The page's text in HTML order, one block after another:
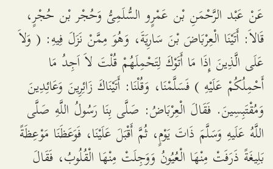
عَنْ عَبْد الرَّحْمَنِ بْن عَمْرٍو السُّلَمِىُّ وَحُجْر بْن حُجْرٍ،
قَالاَ: أَتَيْنَا الْعِرْبَاضَ بْنَ سَارِيَةَ، وَهُوَ مِمَّنْ نَزَلَ فِيهِ: ( وَلاَ
عَلَى الَّذِينَ إِذَا مَا أَتَوْكَ لِتَحْمِلَهُمْ قُلْتَ لاَ اَجِدُ مَا
أَحْمِلُكُمْ عَلَيْهِ ) فَسَلَّمْنَا، وَقُلْنَا: أَتَيْنَاكَ زَائِرِينَ وَعَائِدِينَ
وَمُقْتَبِسِينَ. فَقَالَ الْعِرْبَاضُ: صَلَّى بِنَا رَسُولُ اللَّهِ صَلَّى
اللَّهُ عَلَيهِ وَسَلَّمَ ذَاتَ يَوْمٍ، ثُمَّ أَقْبَلَ عَلَيْنَا، فَوَعَظَنَا مَوْعِظَةً
بَلِيغَةً ذَرَفَتْ مِنْهَا الْعُيُونُ وَوَجِلَتْ مِنْهَا الْقُلُوبُ، فَقَالَ